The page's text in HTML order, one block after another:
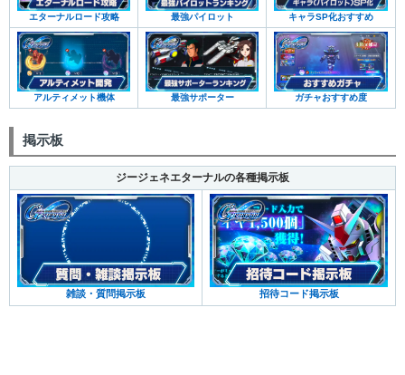
エターナルロード攻略 最強パイロット キャラSP化おすすめ
アルティメット機体 最強サポーター ガチャおすすめ度
掲示板
ジージェネエターナルの各種掲示板
雑談・質問掲示板 招待コード掲示板